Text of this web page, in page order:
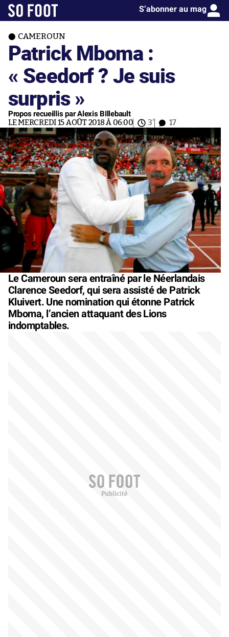
S’abonner au mag
CAMEROUN
Patrick Mboma :
« Seedorf ? Je suis
surpris »
Propos recueillis par Alexis BIllebault
LE MERCREDI 15 AOÛT 2018 À 06:00 3' 17
Le Cameroun sera entraîné par le Néerlandais
Clarence Seedorf, qui sera assisté de Patrick
Kluivert. Une nomination qui étonne Patrick
Mboma, l’ancien attaquant des Lions
indomptables.